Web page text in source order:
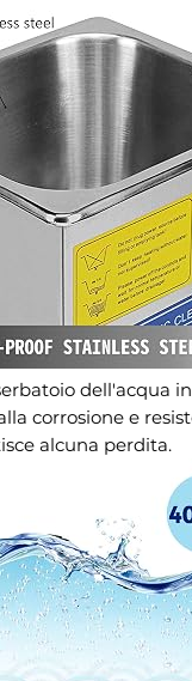
dell'acqua
corrosione e
alcuna perdita.